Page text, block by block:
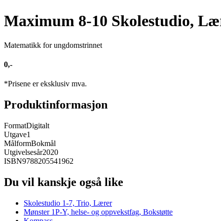
Maximum 8-10 Skolestudio,
Matematikk for ungdomstrinnet
0,-
*Prisene er eksklusiv mva.
Produktinformasjon
FormatDigitalt
Utgave1
MålformBokmål
Utgivelsesår2020
ISBN9788205541962
Du vil kanskje også like
Skolestudio 1-7, Trio, Lærer
Mønster 1P-Y, helse- og oppvekstfag, Bokstøtte